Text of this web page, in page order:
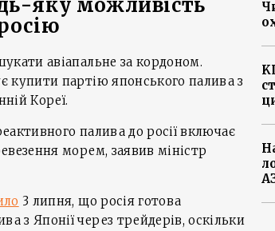
яку можливість
авіапальне за кордоном.
купити партію японського палива з
Кореї.
палива до росії включає
морем, заявив міністр
3 липня, що росія готова
з Японії через трейдерів, оскільки